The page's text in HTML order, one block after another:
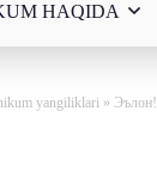
HAQIDA
yangiliklari » Эълон!